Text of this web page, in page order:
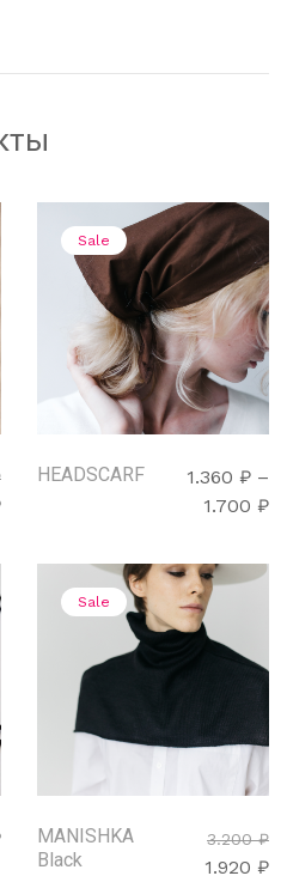
Sale
HEADSCARF 1.360 ₽ –
1.700 ₽
Sale
MANISHKA
Black
3.200₽
1.920 ₽